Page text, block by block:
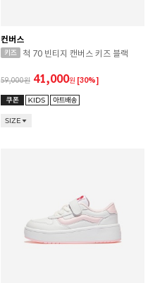
컨버스
척 70 빈티지 캔버스 키즈 블랙
59,000 41,000원 [30%]
SIZE